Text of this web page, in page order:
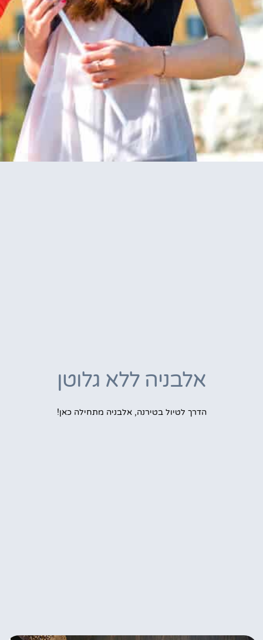
אלבניה ללא גלוטן
הדרך לטיול בטירנה, אלבניה מתחילה כאן!